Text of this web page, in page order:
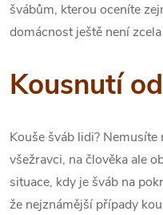
švábům, kterou oceníte
domácnost ještě není
Kousnutí
Kouše šváb lidi?
všežravci, na člověka ale
situace, kdy je šváb na
že nejznámější případy